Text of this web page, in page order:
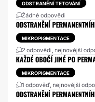
ODSTRANĚNÍ TETOVÁNÍ
Žádné odpovědi
ODSTRANĚNÍ
MIKROPIGMENTACE
2 odpovědi, nejnovější
KAŽDÉ OBOČÍ JINÉ PO
MIKROPIGMENTACE
1 odpověď, nejnovější
ODSTRANĚNÍ